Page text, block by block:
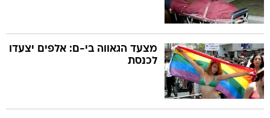
מצעד הגאווה בי-ם: אלפים יצעדו
לכנסת